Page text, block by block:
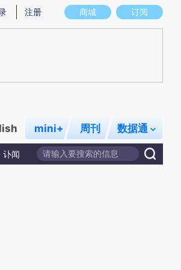
图存在偏差。不代表财新观点和立场。推荐点击链接
商城 订阅
注册
mini+ 周刊 数据通
讣闻